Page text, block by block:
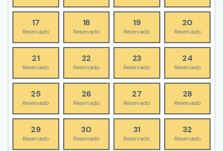
17
Reservado
18
Reservado
19
Reservado
20
Reservado
21
Reservado
22
Reservado
23
Reservado
24
Reservado
25
Reservado
26
Reservado
27
Reservado
28
Reservado
29
Reservado
30
Reservado
31
Reservado
32
Reservado